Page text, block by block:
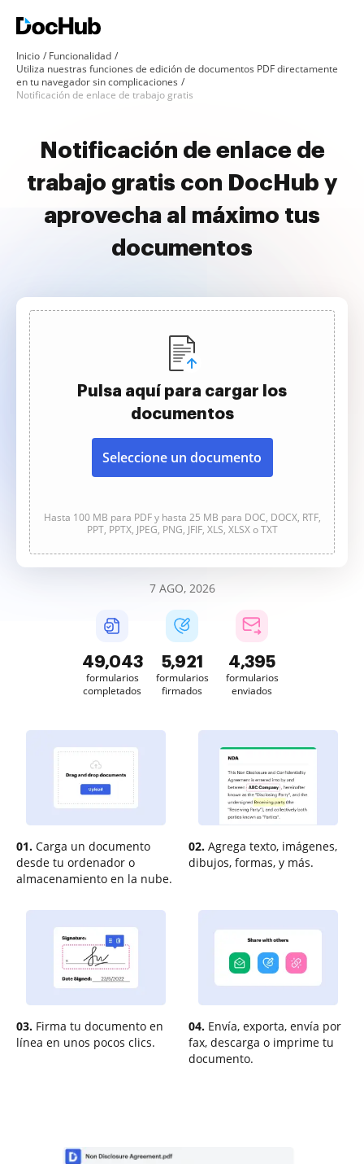
Inicio
Funcionalidad
Utiliza nuestras funciones de edición de documentos PDF directamente
en tu navegador sin complicaciones
Notificación de enlace de trabajo gratis
Notificación de enlace de
trabajo gratis con DocHub y
aprovecha al máximo tus
documentos
Pulsa aquí para cargar los
documentos
Seleccione un documento
Hasta 100 MB para PDF y hasta 25 MB para DOC, DOCX, RTF,
PPT, PPTX, JPEG, PNG, JFIF, XLS, XLSX o TXT
7 AGO, 2026
49,043
formularios
completados
5,921
formularios
firmados
4,395
formularios
enviados
01. Carga un documento
desde tu ordenador o
almacenamiento en la nube.
02. Agrega texto, imágenes,
dibujos, formas, y más.
03. Firma tu documento en
línea en unos pocos clics.
04. Envía, exporta, envía por
fax, descarga o imprime tu
documento.